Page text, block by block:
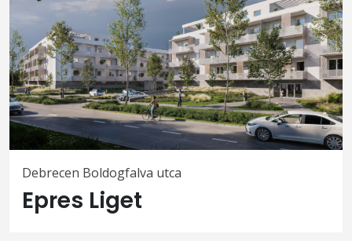
Debrecen Boldogfalva utca
Epres Liget